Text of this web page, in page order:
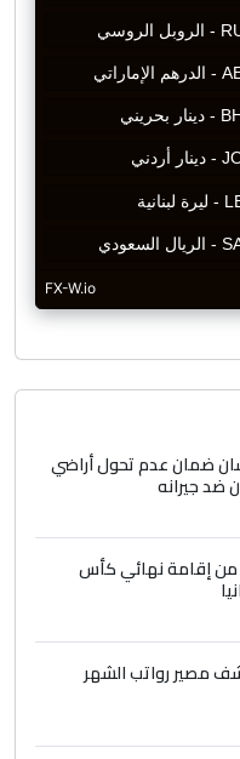
ضمان عدم تحول أراضي
ضد جيرانه
من إقامة نهائي كأس
مصير رواتب الشهر